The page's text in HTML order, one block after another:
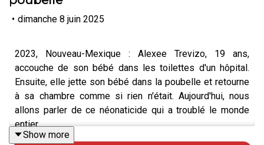
• dimanche 8 juin 2025
2023, Nouveau-Mexique : Alexee Trevizo, 19 ans,
accouche de son bébé dans les toilettes d'un hôpital.
Ensuite, elle jette son bébé dans la poubelle et retourne
à sa chambre comme si rien n'était. Aujourd'hui, nous
allons parler de ce néonaticide qui a troublé le monde
entier.
Show more